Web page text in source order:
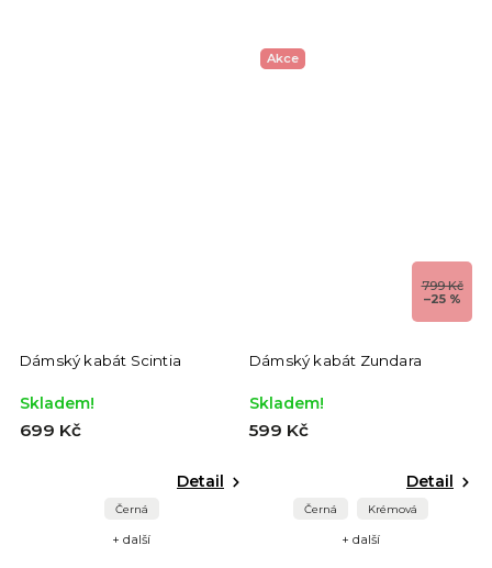
Dámský kabát Scintia
Skladem!
699 Kč
Detail
Černá
+ další
Akce
799 Kč
–25 %
Dámský kabát Zundara
Skladem!
599 Kč
Detail
Černá Krémová
+ další